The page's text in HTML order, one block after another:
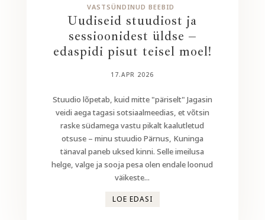
VASTSÜNDINUD BEEBID
Uudiseid stuudiost ja
sessioonidest üldse –
edaspidi pisut teisel moel!
17.APR 2026
Stuudio lõpetab, kuid mitte "päriselt" Jagasin
veidi aega tagasi sotsiaalmeedias, et võtsin
raske südamega vastu pikalt kaalutletud
otsuse – minu stuudio Pärnus, Kuninga
tänaval paneb uksed kinni. Selle imeilusa
helge, valge ja sooja pesa olen endale loonud
väikeste...
LOE EDASI